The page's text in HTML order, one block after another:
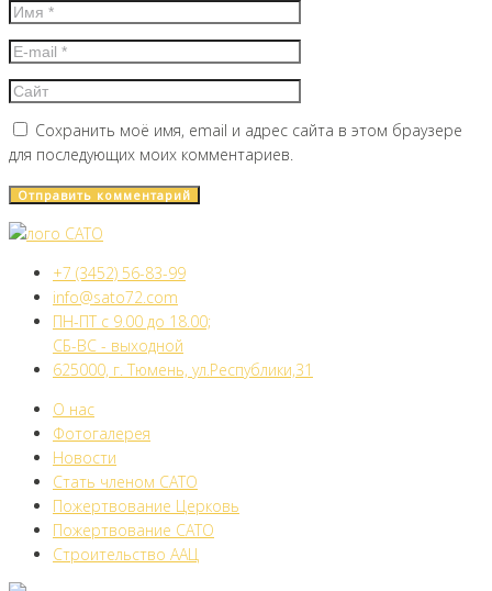
Сохранить моё имя, email и адрес сайта в этом браузере
для последующих моих комментариев.
+7 (3452) 56-83-99
info@sato72.com
ПН-ПТ с 9.00 до 18.00;
СБ-ВС - выходной
625000, г. Тюмень, ул.Республики,31
О нас
Фотогалерея
Новости
Стать членом САТО
Пожертвование Церковь
Пожертвование САТО
Строительство ААЦ